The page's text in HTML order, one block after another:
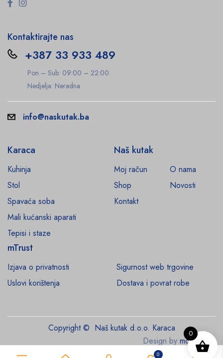
0 0
Kontaktirajte nas
+387 33 933 489
Pon – Sub: 09:00 – 22:00
Nedjelja: Neradna
info@naskutak.ba
Karaca
Kuhinja
Stol
Spavaća soba
Mali kućanski aparati
Tepisi i staze
Naš kutak
Moj račun
O nama
Shop
Novosti
Kontakt
mTrust
Izjava o privatnosti
Sigurnost web trgovine
Uslovi korištenja
Dostava i povrat robe
Copyright © Naš kutak d.o.o. Karaca
Design by monroe.ba
0